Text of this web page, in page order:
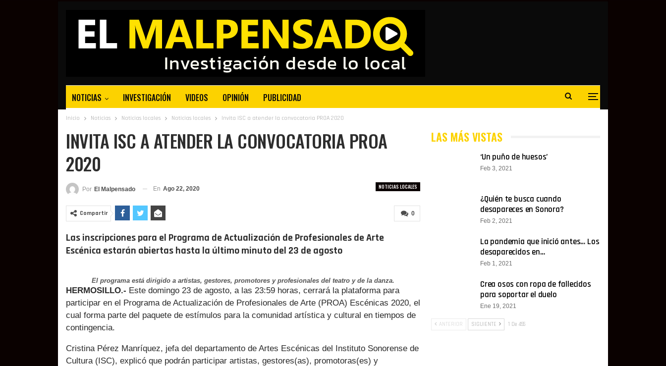
NOTICIAS INVESTIGACIÓN VIDEOS OPINIÓN PUBLICIDAD
Inicio Noticias Noticias locales Noticias locales Invita ISC a atender la convocatoria PROA 2020
INVITA ISC A ATENDER LA CONVOCATORIA PROA
2020
NOTICIAS LOCALES
Por El Malpensado En Ago 22, 2020
0
Compartir
Las inscripciones para el Programa de Actualización de Profesionales de Arte
Escénica estarán abiertas hasta la último minuto del 23 de agosto
El programa está dirigido a artistas, gestores, promotores y profesionales del teatro y de la danza.
HERMOSILLO.- Este domingo 23 de agosto, a las 23:59 horas, cerrará la plataforma para
participar en el Programa de Actualización de Profesionales de Arte (PROA) Escénicas 2020, el
cual forma parte del paquete de estímulos para la comunidad artística y cultural en tiempos de
contingencia.
Cristina Pérez Manríquez, jefa del departamento de Artes Escénicas del Instituto Sonorense de
Cultura (ISC), explicó que podrán participar artistas, gestores(as), promotoras(es) y
LAS MÁS VISTAS
‘Un puño de huesos’
Feb 3, 2021
¿Quién te busca cuando
desapareces en Sonora?
Feb 2, 2021
La pandemia que inició antes… Los
desaparecidos en…
Feb 1, 2021
Crea osos con ropa de fallecidos
para soportar el duelo
Ene 19, 2021
ANTERIOR SIGUIENTE 1 De 455